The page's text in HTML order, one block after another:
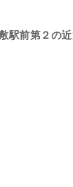
駅前第２の